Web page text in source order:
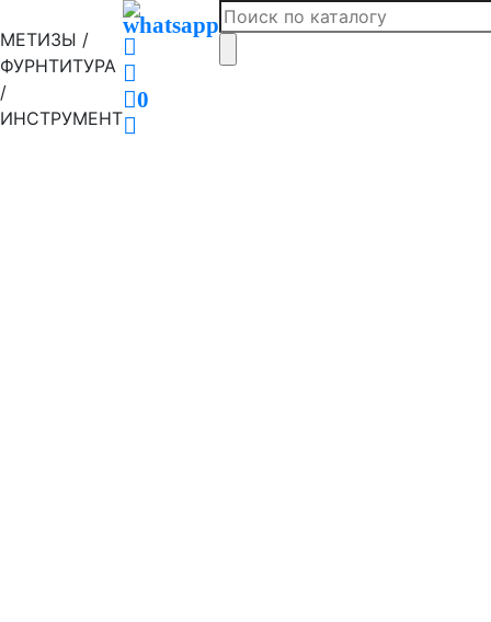
МЕТИЗЫ /
ФУРНТИТУРА
/
ИНСТРУМЕНТ
0